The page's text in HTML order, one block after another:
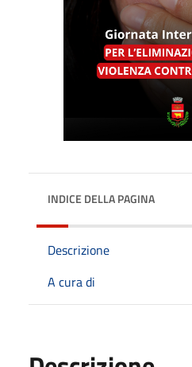
INDICE DELLA PAGINA
Descrizione
A cura di